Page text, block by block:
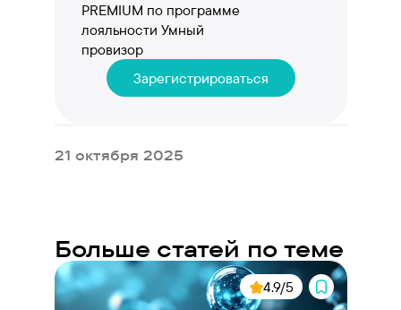
PREMIUM по программе
лояльности Умный
провизор
Зарегистрироваться
21 октября 2025
Больше статей по теме
4.9/5